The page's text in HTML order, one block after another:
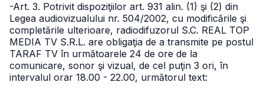
-Art. 3. Potrivit dispoziţiilor art. 931 alin. (1) şi (2) din
Legea audiovizualului nr. 504/2002, cu modificările şi
completările ulterioare, radiodifuzorul S.C. REAL TOP
MEDIA TV S.R.L. are obligaţia de a transmite pe postul
TARAF TV în următoarele 24 de ore de la
comunicare, sonor şi vizual, de cel puţin 3 ori, în
intervalul orar 18.00 - 22.00, următorul text: